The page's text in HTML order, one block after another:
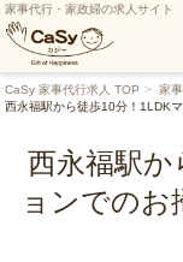
家事代行・家政婦の求人サイト
CaSy 家事代行求人 TOP 家
西永福駅から徒歩10分！1LDK
西永福駅か
ョンでのお